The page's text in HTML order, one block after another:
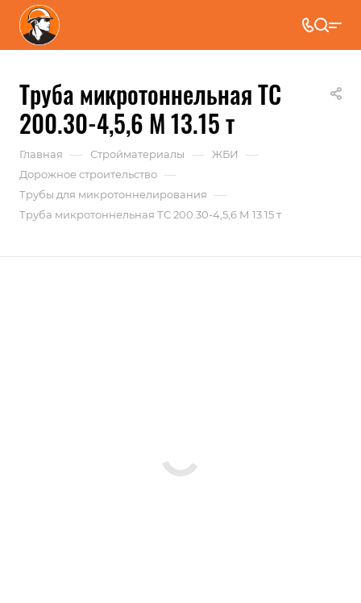
Труба микротоннельная ТС
200.30-4,5,6 М 13.15 т
Главная — Стройматериалы — ЖБИ —
Дорожное строительство —
Трубы для микротоннелирования —
Труба микротоннельная ТС 200.30-4,5,6 М 13.15 т